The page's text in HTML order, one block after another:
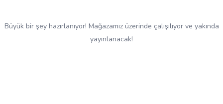
Büyük bir şey hazırlanıyor! Mağazamız üzerinde çalışılıyor ve yakında
yayınlanacak!